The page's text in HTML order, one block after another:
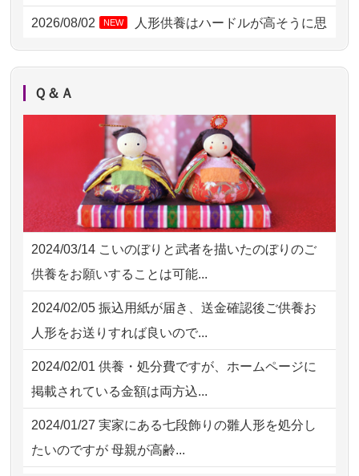
2026/08/02 18:47 虎ノ門の方からお申込み
2026/08/02 11:15 千葉県の方からお申込み
2026/08/02 10:39
2026/08/02 09:15 神奈川の方からお申込み
2026/08/02 06:46 相模原の方からお申込み
2026/08/01 19:28 東京都の方からお申込み
2026/08/01 17:10 東京都の方からお申込み
2026/08/01 11:07 さいたの方からお申込み
2026/07/31 17:28 栃木県の方からお申込み
2026/08/02 NEW
人形供養はハードルが高そうに思
えるのですが、...
NEW
お人形の仕分けなども丁寧に行う
様子から、大切...
2026/07/25供養の内容（料金や送り方等）がとて
も丁寧に説...
2026/07/18 つい先日も利用させていただきまし
た。 手続...
2026/07/18 大切にしていたお人形をきちんと供養
してくださ...
2026/07/15 子供の頃から可愛がってきた七段飾り
の雛人形で...
2026/07/15 お客様の声を読み、丁寧に供養してい
ただけそう...
Ｑ＆Ａ
2024/03/14 こいのぼりと武者を描いたのぼりのご
供養をお願いすることは可能...
2024/02/05 振込用紙が届き、送金確認後ご供養お
人形をお送りすれば良いので...
2024/02/01 供養・処分費ですが、ホームページに
掲載されている金額は両方込...
2024/01/27 実家にある七段飾りの雛人形を処分し
たいのですが 母親が高齢...